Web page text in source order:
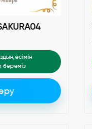
есімін
береміз